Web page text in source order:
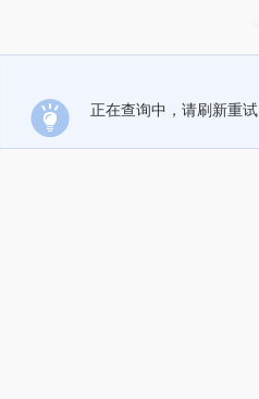
正在查询中，请刷新重试